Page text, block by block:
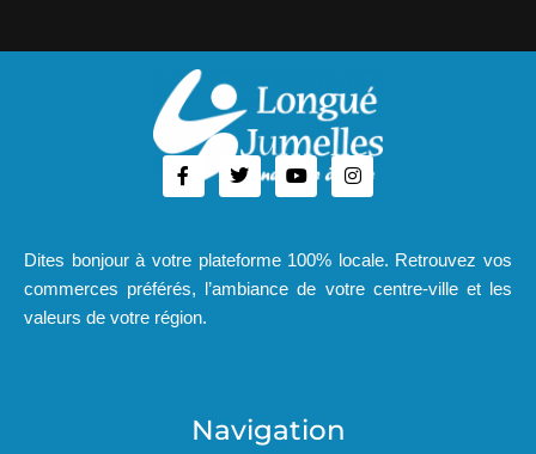
Dites bonjour à votre plateforme 100% locale. Retrouvez vos
commerces préférés, l’ambiance de votre centre-ville et les
valeurs de votre région.
Navigation